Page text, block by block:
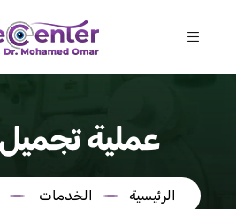
عملية
الرئيسية الخدمات